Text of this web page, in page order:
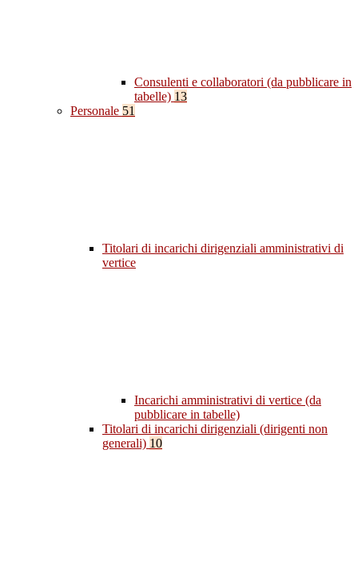
Consulenti e collaboratori (da pubblicare in
tabelle) 13
Personale 51
Titolari di incarichi dirigenziali amministrativi di
vertice
Incarichi amministrativi di vertice (da
pubblicare in tabelle)
Titolari di incarichi dirigenziali (dirigenti non
generali) 10